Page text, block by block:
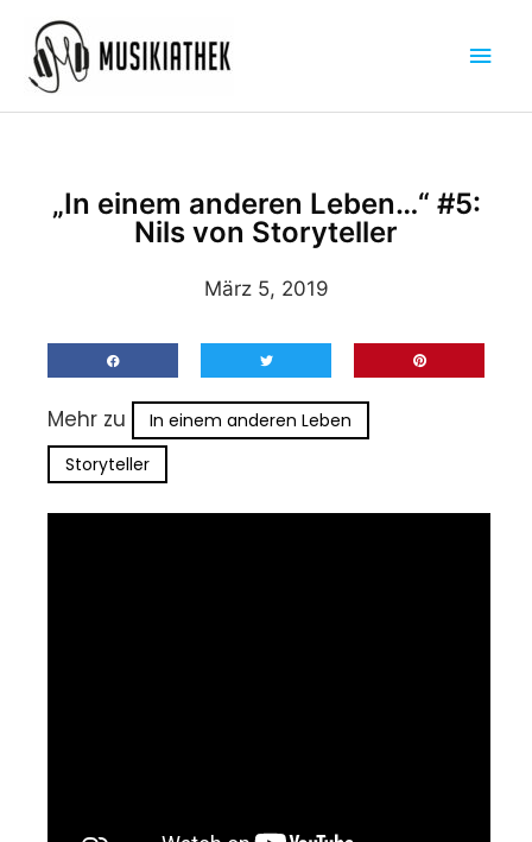
Inhalt
springen
„In einem anderen Leben…“ #5:
Nils von Storyteller
März 5, 2019
Mehr zu
In einem anderen Leben
Storyteller